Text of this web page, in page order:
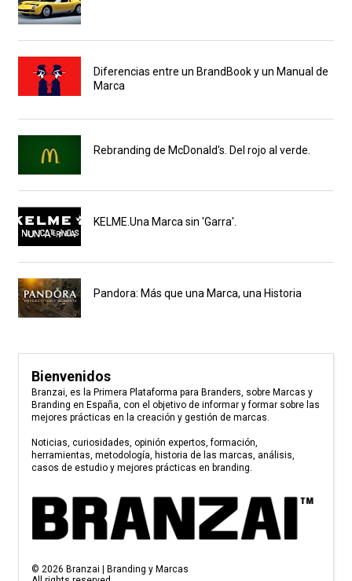
Diferencias entre un BrandBook y un Manual de
Marca
Rebranding de McDonald's. Del rojo al verde.
KELME.Una Marca sin 'Garra'.
Pandora: Más que una Marca, una Historia
Bienvenidos
Branzai, es la Primera Plataforma para Branders, sobre Marcas y
Branding en España, con el objetivo de informar y formar sobre las
mejores prácticas en la creación y gestión de marcas.
Noticias, curiosidades, opinión expertos, formación,
herramientas, metodología, historia de las marcas, análisis,
casos de estudio y mejores prácticas en branding.
© 2026 Branzai | Branding y Marcas